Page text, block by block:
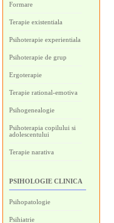
Formare
Terapie existentiala
Psihoterapie experientiala
Psihoterapie de grup
Ergoterapie
Terapie rational-emotiva
Psihogenealogie
Psihoterapia copilului si
adolescentului
Terapie narativa
PSIHOLOGIE CLINICA
Psihopatologie
Psihiatrie